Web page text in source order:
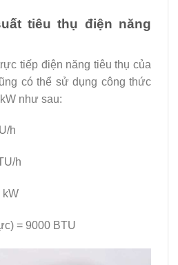
tiêu thụ điện năng
tiếp điện năng tiêu thụ của
có thể sử dụng công thức
như sau:
h
h
kW
= 9000 BTU